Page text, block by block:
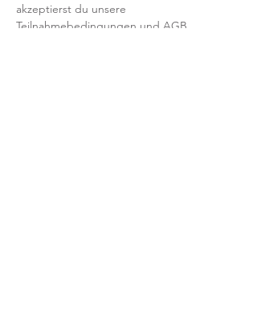
akzeptierst du unsere
Teilnahmebedingungen und AGB.